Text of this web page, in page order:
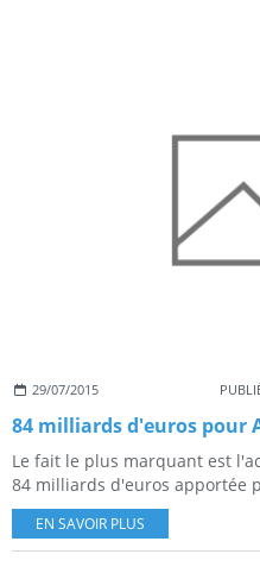
29/07/2015
84 milliards d'euros pour
Le fait le plus marquant est
84 milliards d'euros apportée
EN SAVOIR PLUS